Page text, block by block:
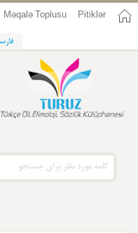
Pitiklər
Məqalə Toplusu